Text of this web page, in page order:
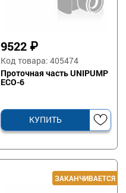
9522 ₽
Код товара: 405474
Проточная часть UNIPUMP
ECO-6
КУПИТЬ